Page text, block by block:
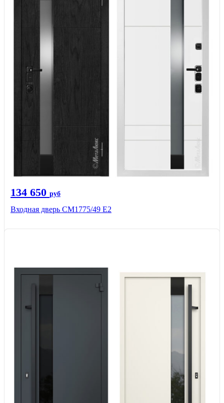
134 650 руб
Входная дверь СМ1775/49 Е2